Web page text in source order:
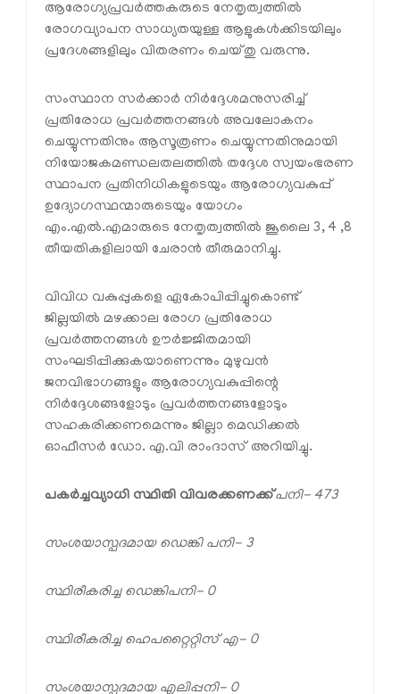
ആരോഗ്യപ്രവർത്തകരുടെ നേതൃത്വത്തിൽ
രോഗവ്യാപന സാധ്യതയുള്ള ആളുകൾക്കിടയിലും
പ്രദേശങ്ങളിലും വിതരണം ചെയ്തു വരുന്നു.
സംസ്ഥാന സർക്കാർ നിർദ്ദേശമനുസരിച്ച്
പ്രതിരോധ പ്രവർത്തനങ്ങൾ അവലോകനം
ചെയ്യുന്നതിനും ആസൂത്രണം ചെയ്യുന്നതിനുമായി
നിയോജകമണ്ഡലതലത്തിൽ തദ്ദേശ സ്വയംഭരണ
സ്ഥാപന പ്രതിനിധികളുടെയും ആരോഗ്യവകുപ്പ്
ഉദ്യോഗസ്ഥന്മാരുടെയും യോഗം
എം.എൽ.എമാരുടെ നേതൃത്വത്തിൽ ജൂലൈ 3, 4 ,8
തീയതികളിലായി ചേരാൻ തീരുമാനിച്ചു.
വിവിധ വകുപ്പുകളെ ഏകോപിപ്പിച്ചുകൊണ്ട്
ജില്ലയിൽ മഴക്കാല രോഗ പ്രതിരോധ
പ്രവർത്തനങ്ങൾ ഊർജ്ജിതമായി
സംഘടിപ്പിക്കുകയാണെന്നും മുഴുവൻ
ജനവിഭാഗങ്ങളും ആരോഗ്യവകുപ്പിന്റെ
നിർദ്ദേശങ്ങളോടും പ്രവർത്തനങ്ങളോടും
സഹകരിക്കണമെന്നും ജില്ലാ മെഡിക്കൽ
ഓഫീസർ ഡോ. എ.വി രാംദാസ് അറിയിച്ചു.
പകർച്ചവ്യാധി സ്ഥിതി വിവരക്കണക്ക്പനി- 473
സംശയാസ്പദമായ ഡെങ്കി പനി- 3
സ്ഥിരീകരിച്ച ഡെങ്കിപനി- 0
സ്ഥിരീകരിച്ച ഹെപറ്റൈറ്റിസ് എ- 0
സംശയാസ്പദമായ എലിപ്പനി- 0